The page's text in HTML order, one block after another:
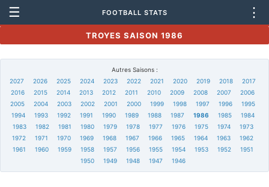
☰ FOOTBALL STATS ⋮
TROYES SAISON 1986
Autres Saisons :
2027
2026 2025 2024 2023 2022 2021 2020 2019 2018
2017
2016
2015 2014 2013 2012 2011 2010 2009 2008 2007
2006
2005
2004 2003 2002 2001 2000 1999 1998 1997 1996
1995
1994
1993 1992 1991 1990 1989 1988 1987 1986 1985
1984
1983
1982 1981 1980 1979 1978 1977 1976 1975 1974
1973
1972
1971 1970 1969 1968 1967 1966 1965 1964 1963
1962
1961
1960 1959 1958 1957 1956 1955 1954 1953 1952
1951
1950
1949 1948 1947 1946